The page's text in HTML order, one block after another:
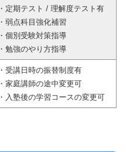
・定期テスト / 理解度テスト有
・弱点科目強化補習
・個別受験対策指導
・勉強のやり方指導
・受講日時の振替制度有
・家庭講師の途中変更可
・入塾後の学習コースの変更可